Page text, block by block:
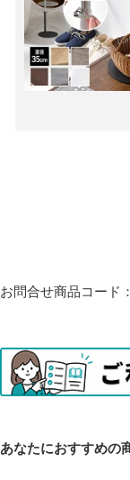
お問合せ商品コード
あなたにおすすめの